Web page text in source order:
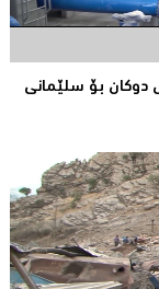
دوكان بۆ سلێمانی